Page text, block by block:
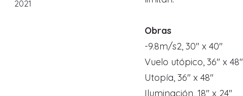
2021
Obras
-9.8m/s2, 30" x 40"
Vuelo utópico, 36" x 48"
Utopía, 36" x 48"
Iluminación, 18" x 24"